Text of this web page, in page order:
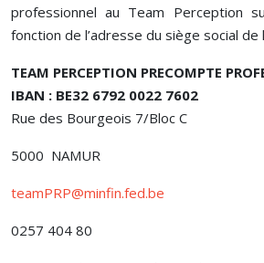
professionnel au Team Perception
fonction de l’adresse du siège social de
TEAM PERCEPTION PRECOMPTE
IBAN : BE32 6792 0022 7602
Rue des Bourgeois 7/Bloc C
5000 NAMUR
teamPRP@minfin.fed.be
0257 404 80